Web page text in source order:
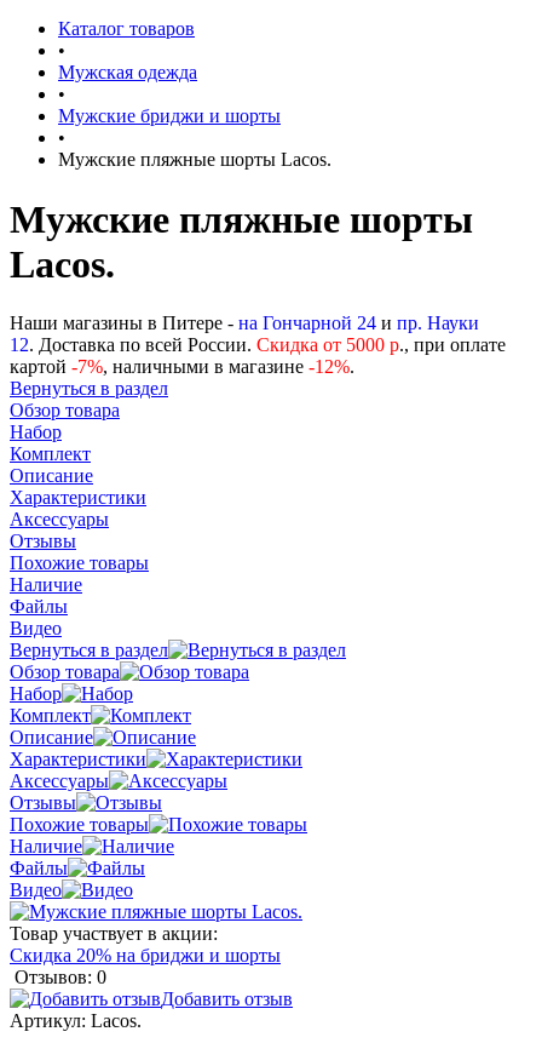
Каталог товаров
•
Мужская одежда
•
Мужские бриджи и шорты
•
Мужские пляжные шорты Lacos.
Мужские пляжные шорты
Lacos.
Наши магазины в Питере - на Гончарной 24 и пр. Науки
12. Доставка по всей России. Скидка от 5000 р., при оплате
картой -7%, наличными в магазине -12%.
Вернуться в раздел
Обзор товара
Набор
Комплект
Описание
Характеристики
Аксессуары
Отзывы
Похожие товары
Наличие
Файлы
Видео
Вернуться в раздел
Обзор товара
Набор
Комплект
Описание
Характеристики
Аксессуары
Отзывы
Похожие товары
Наличие
Файлы
Видео
Товар участвует в акции:
Скидка 20% на бриджи и шорты
Отзывов: 0
Добавить отзыв
Артикул: Lacos.